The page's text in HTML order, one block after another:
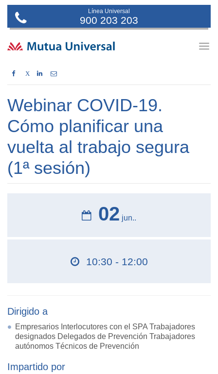
Línea Universal
900 203 203
X
Webinar COVID-19.
Cómo planificar una
vuelta al trabajo segura
(1ª sesión)
02 jun..
10:30 - 12:00
Dirigido a
Empresarios Interlocutores con el SPA Trabajadores
designados Delegados de Prevención Trabajadores
autónomos Técnicos de Prevención
Impartido por